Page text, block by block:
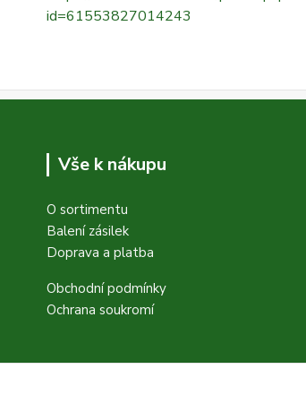
id=61553827014243
Vše k nákupu
O sortimentu
Balení zásilek
Doprava a platba
Obchodní podmínky
Ochrana soukromí